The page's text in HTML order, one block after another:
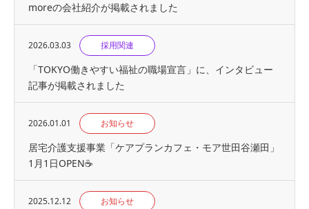
moreの会社紹介が掲載されました
2026.03.03 採用関連
「TOKYO働きやすい福祉の職場宣言」に、インタビュー
記事が掲載されました
2026.01.01 お知らせ
居宅介護支援事業「ケアプランカフェ・モア世田谷瀬田」
1月1日OPEN☕
2025.12.12 お知らせ